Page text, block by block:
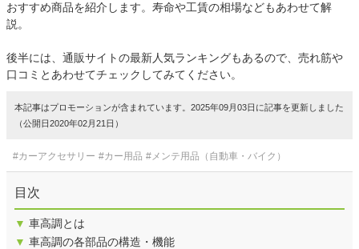
おすすめ商品を紹介します。寿命や工賃の相場などもあわせて解
説。
後半には、通販サイトの最新人気ランキングもあるので、売れ筋や
口コミとあわせてチェックしてみてください。
本記事はプロモーションが含まれています。2025年09月03日に記事を更新しました
（公開日2020年02月21日）
#カーアクセサリー #カー用品 #メンテ用品（自動車・バイク）
目次
▼ 車高調とは
▼ 車高調の各部品の構造・機能